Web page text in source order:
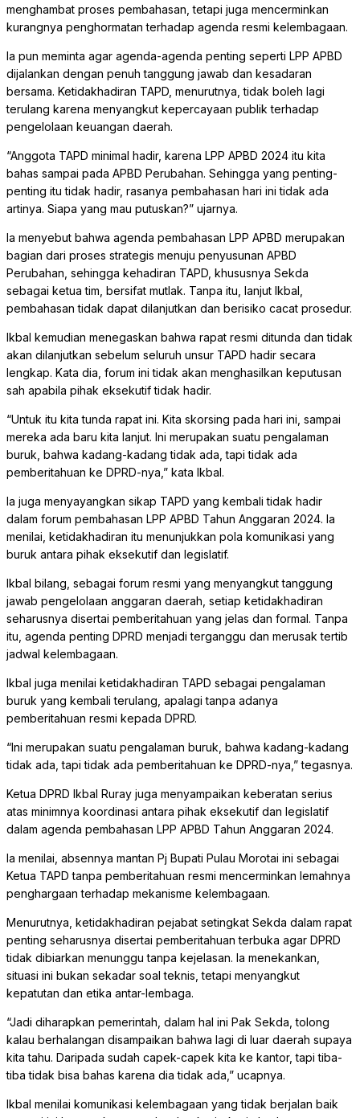
menghambat proses pembahasan, tetapi juga mencerminkan
kurangnya penghormatan terhadap agenda resmi kelembagaan.
Ia pun meminta agar agenda-agenda penting seperti LPP APBD
dijalankan dengan penuh tanggung jawab dan kesadaran
bersama. Ketidakhadiran TAPD, menurutnya, tidak boleh lagi
terulang karena menyangkut kepercayaan publik terhadap
pengelolaan keuangan daerah.
“Anggota TAPD minimal hadir, karena LPP APBD 2024 itu kita
bahas sampai pada APBD Perubahan. Sehingga yang penting-
penting itu tidak hadir, rasanya pembahasan hari ini tidak ada
artinya. Siapa yang mau putuskan?” ujarnya.
Ia menyebut bahwa agenda pembahasan LPP APBD merupakan
bagian dari proses strategis menuju penyusunan APBD
Perubahan, sehingga kehadiran TAPD, khususnya Sekda
sebagai ketua tim, bersifat mutlak. Tanpa itu, lanjut Ikbal,
pembahasan tidak dapat dilanjutkan dan berisiko cacat prosedur.
Ikbal kemudian menegaskan bahwa rapat resmi ditunda dan tidak
akan dilanjutkan sebelum seluruh unsur TAPD hadir secara
lengkap. Kata dia, forum ini tidak akan menghasilkan keputusan
sah apabila pihak eksekutif tidak hadir.
“Untuk itu kita tunda rapat ini. Kita skorsing pada hari ini, sampai
mereka ada baru kita lanjut. Ini merupakan suatu pengalaman
buruk, bahwa kadang-kadang tidak ada, tapi tidak ada
pemberitahuan ke DPRD-nya,” kata Ikbal.
Ia juga menyayangkan sikap TAPD yang kembali tidak hadir
dalam forum pembahasan LPP APBD Tahun Anggaran 2024. Ia
menilai, ketidakhadiran itu menunjukkan pola komunikasi yang
buruk antara pihak eksekutif dan legislatif.
Ikbal bilang, sebagai forum resmi yang menyangkut tanggung
jawab pengelolaan anggaran daerah, setiap ketidakhadiran
seharusnya disertai pemberitahuan yang jelas dan formal. Tanpa
itu, agenda penting DPRD menjadi terganggu dan merusak tertib
jadwal kelembagaan.
Ikbal juga menilai ketidakhadiran TAPD sebagai pengalaman
buruk yang kembali terulang, apalagi tanpa adanya
pemberitahuan resmi kepada DPRD.
“Ini merupakan suatu pengalaman buruk, bahwa kadang-kadang
tidak ada, tapi tidak ada pemberitahuan ke DPRD-nya,” tegasnya.
Ketua DPRD Ikbal Ruray juga menyampaikan keberatan serius
atas minimnya koordinasi antara pihak eksekutif dan legislatif
dalam agenda pembahasan LPP APBD Tahun Anggaran 2024.
Ia menilai, absennya mantan Pj Bupati Pulau Morotai ini sebagai
Ketua TAPD tanpa pemberitahuan resmi mencerminkan lemahnya
penghargaan terhadap mekanisme kelembagaan.
Menurutnya, ketidakhadiran pejabat setingkat Sekda dalam rapat
penting seharusnya disertai pemberitahuan terbuka agar DPRD
tidak dibiarkan menunggu tanpa kejelasan. Ia menekankan,
situasi ini bukan sekadar soal teknis, tetapi menyangkut
kepatutan dan etika antar-lembaga.
“Jadi diharapkan pemerintah, dalam hal ini Pak Sekda, tolong
kalau berhalangan disampaikan bahwa lagi di luar daerah supaya
kita tahu. Daripada sudah capek-capek kita ke kantor, tapi tiba-
tiba tidak bisa bahas karena dia tidak ada,” ucapnya.
Ikbal menilai komunikasi kelembagaan yang tidak berjalan baik